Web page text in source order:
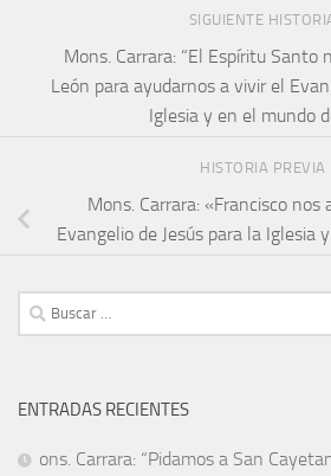
SIGUIENTE
Mons. Carrara: “El Espíritu Santo
León para ayudarnos a vivir el
Iglesia y en el mundo
HISTORIA PREVIA
Mons. Carrara: «Francisco nos
Evangelio de Jesús para la Iglesia
ENTRADAS RECIENTES
ons. Carrara: “Pidamos a San